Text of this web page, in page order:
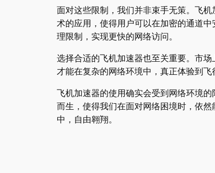
面对这些限制，我们并非束手无策。飞
术的应用，使得用户可以在加密的通道
理限制，实现更快的网络访问。
选择合适的飞机加速器也至关重要。市
才能在复杂的网络环境中，真正体验到飞
飞机加速器的使用确实会受到网络环境
而生，使得我们在面对网络困境时，依
中，自由翱翔。